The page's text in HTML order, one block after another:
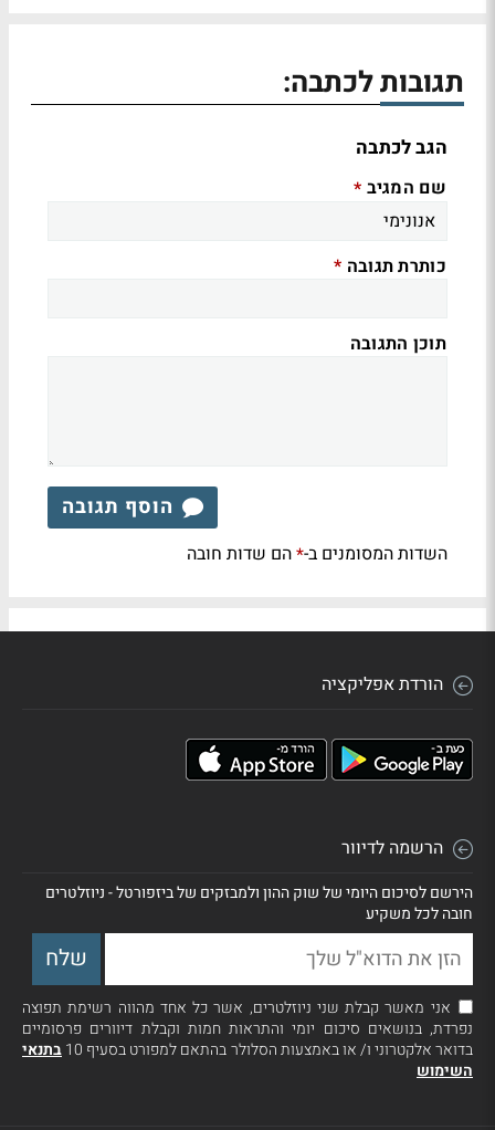
תגובות לכתבה:
הגב לכתבה
שם המגיב *
כותרת תגובה *
תוכן התגובה
הוסף תגובה
השדות המסומנים ב-*הם שדות חובה
הורדת אפליקציה
הרשמה לדיוור
הירשם לסיכום היומי של שוק ההון ולמבזקים של ביזפורטל - ניוזלטרים
חובה לכל משקיע
אני מאשר קבלת שני ניוזלטרים, אשר כל אחד מהווה רשימת תפוצה
נפרדת, בנושאים סיכום יומי והתראות חמות וקבלת דיוורים פרסומיים
בדואר אלקטרוני ו/ או באמצעות הסלולר בהתאם למפורט בסעיף 10
בתנאי
השימוש